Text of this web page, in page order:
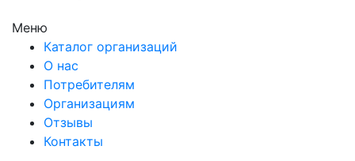
Меню
Каталог организаций
О нас
Потребителям
Организациям
Отзывы
Контакты